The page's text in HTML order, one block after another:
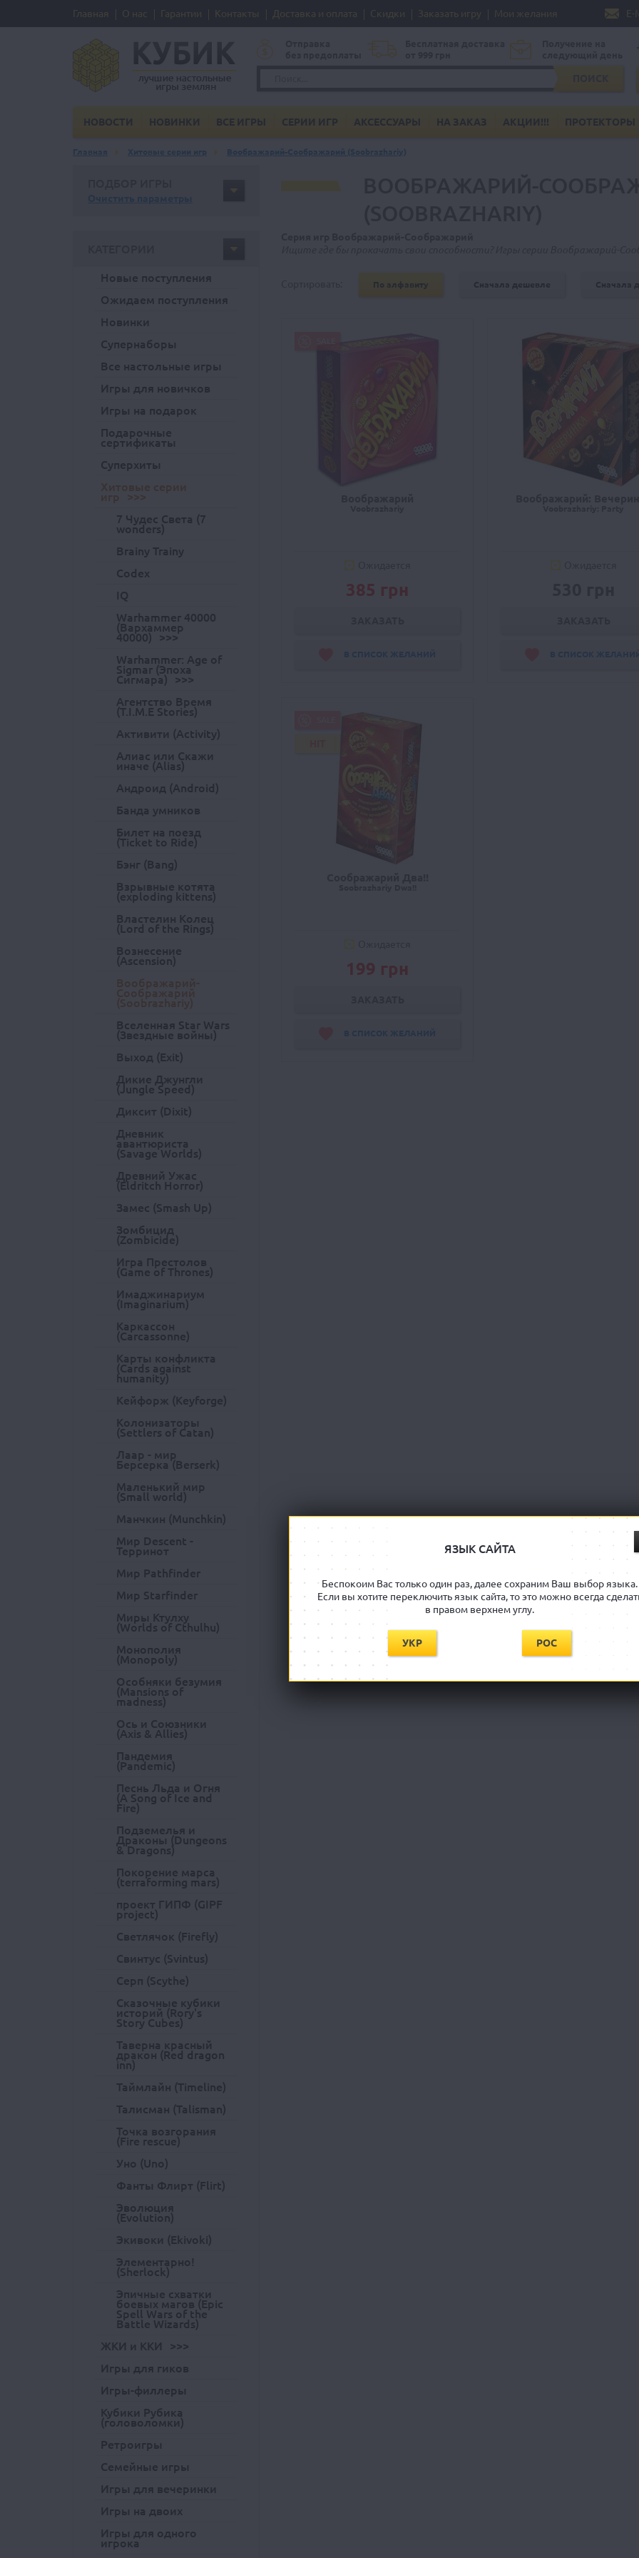
Главная О нас Гарантии Контакты Доставка и оплата Скидки Заказать игру Мои желания E-
НОВОСТИ НОВИНКИ ВСЕ ИГРЫ СЕРИИ ИГР АКСЕССУАРЫ НА ЗАКАЗ АКЦИИ!!! ПРОТЕКТОРЫ
Главная Хитовые серии игр Воображарий-Соображарий (Soobrazhariy)
Новые поступления
Ожидаем поступления
Новинки
Супернаборы
Все настольные игры
Игры для новичков
Игры на подарок
Подарочные
сертификаты
Суперхиты
Хитовые серии
игр
7 Чудес Света (7
wonders)
Brainy Trainy
Codex
IQ
Warhammer 40000
(Вархаммер
40000)
Warhammer: Age of
Sigmar (Эпоха
Сигмара)
Агентство Время
(T.I.M.E Stories)
Активити (Activity)
Алиас или Скажи
иначе (Alias)
Андроид (Android)
Банда умников
Билет на поезд
(Ticket to Ride)
Бэнг (Bang)
Взрывные котята
(exploding kittens)
Властелин Колец
(Lord of the Rings)
Вознесение
(Ascension)
Воображарий-
Соображарий
(Soobrazhariy)
Вселенная Star Wars
(Звездные войны)
Выход (Exit)
Дикие Джунгли
(Jungle Speed)
Диксит (Dixit)
Дневник
авантюриста
(Savage Worlds)
Древний Ужас
(Eldritch Horror)
Замес (Smash Up)
Зомбицид
(Zombicide)
Игра Престолов
(Game of Thrones)
Имаджинариум
(Imaginarium)
Каркассон
(Carcassonne)
Карты конфликта
(Cards against
humanity)
Кейфорж (Keyforge)
Колонизаторы
(Settlers of Catan)
Лаар - мир
Берсерка (Berserk)
Маленький мир
(Small world)
Манчкин (Munchkin)
Мир Descent -
Терринот
Мир Pathfinder
Мир Starfinder
Миры Ктулху
(Worlds of Cthulhu)
Монополия
(Monopoly)
Особняки безумия
(Mansions of
madness)
Ось и Союзники
(Axis & Allies)
Пандемия
(Pandemic)
Песнь Льда и Огня
(A Song of Ice and
Fire)
Подземелья и
Драконы (Dungeons
& Dragons)
Покорение марса
(terraforming mars)
проект ГИПФ (GIPF
project)
Светлячок (Firefly)
Свинтус (Svintus)
Серп (Scythe)
Сказочные кубики
историй (Rory's
Story Cubes)
Таверна красный
дракон (Red dragon
inn)
Таймлайн (Timeline)
Талисман (Talisman)
Точка возгорания
(Fire rescue)
Уно (Uno)
Фанты Флирт (Flirt)
Эволюция
(Evolution)
Экивоки (Ekivoki)
Элементарно!
(Sherlock)
Эпичные схватки
боевых магов (Epic
Spell Wars of the
Battle Wizards)
ЖКИ и ККИ
Игры для гиков
Игры-филлеры
Кубики Рубика
(головоломки)
Ретроигры
Семейные игры
Игры для вечеринки
Игры на двоих
Игры для одного
игрока
По алфавиту
385 грн
199 грн
ЯЗЫК САЙТА
Беспокоим Вас только один раз, далее сохраним Ваш выбор языка.
Если вы хотите переключить язык сайта, то это можно всегда
в правом верхнем углу.
УКР РОС